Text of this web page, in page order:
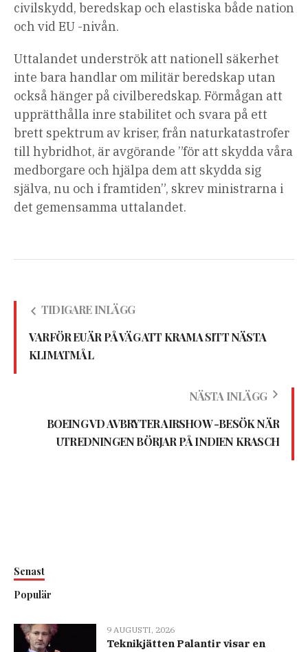
civilskydd, beredskap och elastiska både nation
och vid EU -nivån.
Uttalandet underströk att nationell säkerhet
inte bara handlar om militär beredskap utan
också hänger på civilberedskap. Förmågan att
upprätthålla inre stabilitet och svara på ett
brett spektrum av kriser, från naturkatastrofer
till hybridhot, är avgörande ”för att skydda våra
medborgare och hjälpa dem att skydda sig
själva, nu och i framtiden”, skrev ministrarna i
det gemensamma uttalandet.
TIDIGARE INLÄGG
VARFÖR EU ÄR PÅ VÄG ATT KRAMA SITT NÄSTA
KLIMATMÅL
NÄSTA INLÄGG
BOEING VD AVBRYTER AIRSHOW -BESÖK NÄR
UTREDNINGEN BÖRJAR PÅ INDIEN KRASCH
Senast
Populär
9 AUGUSTI, 2026
Teknikjätten Palantir visar en